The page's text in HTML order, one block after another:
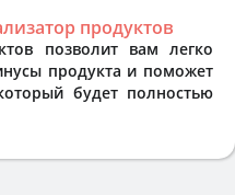
продуктов
позволит вам легко
продукта и поможет
будет полностью